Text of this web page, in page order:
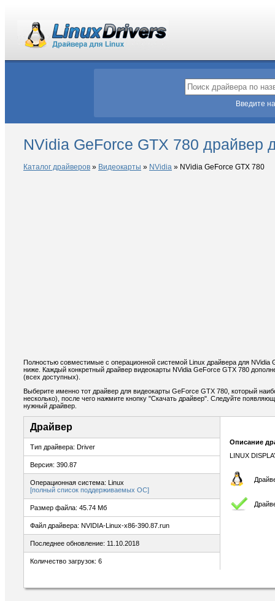
Введите
NVidia GeForce GTX 780 драйвер
Каталог драйверов » Видеокарты » NVidia » NVidia GeForce GTX 780
Полностью совместимые с операционной системой Linux драйвера для
ниже. Каждый конкретный драйвер видеокарты NVidia GeForce GTX 780
(всех доступных).
Выберите именно тот драйвер для видеокарты GeForce GTX 780, который
несколько), после чего нажмите кнопку "Скачать драйвер". Следуйте
нужный драйвер.
Драйвер
Тип драйвера: Driver
Версия: 390.87
Операционная система: Linux
[полный список поддерживаемых ОС]
Размер файла: 45.74 Мб
Файл драйвера: NVIDIA-Linux-x86-390.87.run
Последнее обновление: 11.10.2018
Количество загрузок: 6
Описание
LINUX